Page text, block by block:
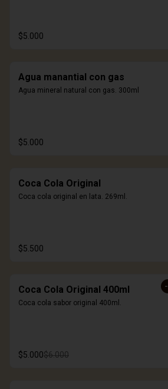
$5.000
Agua manantial con gas
Agua mineral natural con gas. 300ml
$5.000
Coca Cola Original
Coca cola original en lata. 269ml.
$5.500
-
Coca Cola Original 400ml
Coca cola sabor original 400ml.
$5.000$6.000